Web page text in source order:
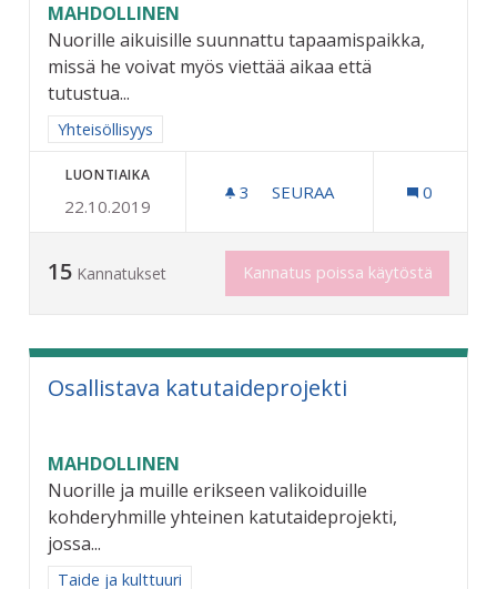
MAHDOLLINEN
Nuorille aikuisille suunnattu tapaamispaikka,
missä he voivat myös viettää aikaa että
tutustua...
Rajaa tulokset aihepiirin mukaan: Yhteisöllisyys
Yhteisöllisyys
LUONTIAIKA
22.10.2019
3 3 SEURAAJAA
SEURAA 0
15 Kannatukset Kannatus poissa käytöstä
Osallistava katutaideprojekti
MAHDOLLINEN
Nuorille ja muille erikseen valikoiduille
kohderyhmille yhteinen katutaideprojekti,
jossa...
Rajaa tulokset aihepiirin mukaan: Taide ja kulttuuri
Taide ja kulttuuri